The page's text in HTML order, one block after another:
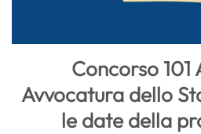
Concorso 101
Avvocatura dello
le date della